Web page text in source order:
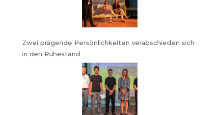
Zwei prägende Persönlichkeiten verabschieden sich
in den Ruhestand